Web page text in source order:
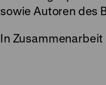
sowie Autoren des
In Zusammenarbeit